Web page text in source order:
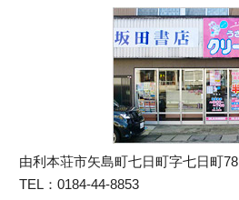
由利本荘市矢島町七日町字七日町78
TEL：0184-44-8853